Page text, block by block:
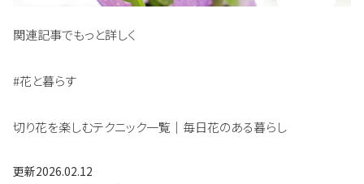
関連記事でもっと詳しく
#花と暮らす
切り花を楽しむテクニック一覧｜毎日花のある暮らし
更新2026.02.12